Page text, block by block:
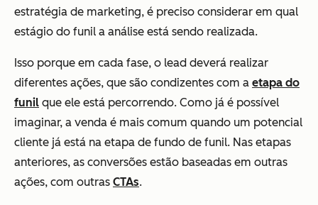
estratégia de marketing, é preciso considerar em qual
estágio do funil a análise está sendo realizada.
Isso porque em cada fase, o lead deverá realizar
diferentes ações, que são condizentes com a etapa do
funil que ele está percorrendo. Como já é possível
imaginar, a venda é mais comum quando um potencial
cliente já está na etapa de fundo de funil. Nas etapas
anteriores, as conversões estão baseadas em outras
ações, com outras CTAs.